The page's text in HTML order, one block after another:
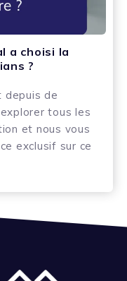
a choisi la
?
depuis de
tous les
et nous vous
exclusif sur ce